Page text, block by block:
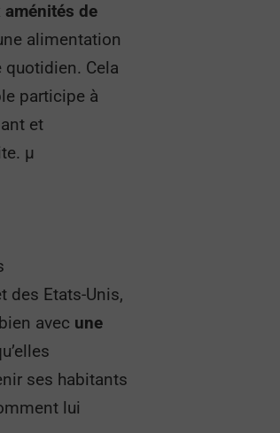
aménités de
alimentation
Cela
participe à
et
µ
des Etats-Unis,
avec une
ses habitants
lui